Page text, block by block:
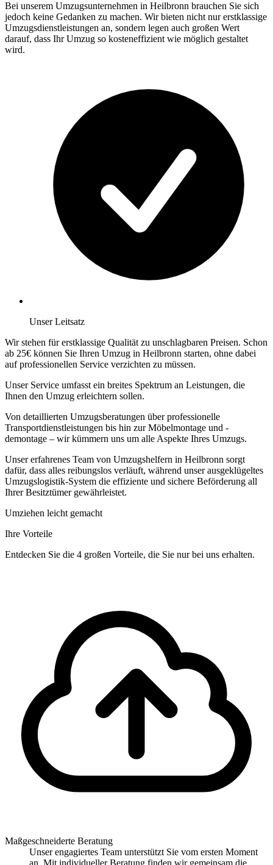
Bei unserem Umzugsunternehmen in Heilbronn brauchen Sie sich
jedoch keine Gedanken zu machen. Wir bieten nicht nur erstklassige
Umzugsdienstleistungen an, sondern legen auch großen Wert
darauf, dass Ihr Umzug so kosteneffizient wie möglich gestaltet
wird.
Unser Leitsatz
Wir stehen für erstklassige Qualität zu unschlagbaren Preisen. Schon
ab 25€ können Sie Ihren Umzug in Heilbronn starten, ohne dabei
auf professionellen Service verzichten zu müssen.
Unser Service umfasst ein breites Spektrum an Leistungen, die
Ihnen den Umzug erleichtern sollen.
Von detaillierten Umzugsberatungen über professionelle
Transportdienstleistungen bis hin zur Möbelmontage und -
demontage – wir kümmern uns um alle Aspekte Ihres Umzugs.
Unser erfahrenes Team von Umzugshelfern in Heilbronn sorgt
dafür, dass alles reibungslos verläuft, während unser ausgeklügeltes
Umzugslogistik-System die effiziente und sichere Beförderung all
Ihrer Besitztümer gewährleistet.
Umziehen leicht gemacht
Ihre Vorteile
Entdecken Sie die 4 großen Vorteile, die Sie nur bei uns erhalten.
Maßgeschneiderte Beratung
Unser engagiertes Team unterstützt Sie vom ersten Moment